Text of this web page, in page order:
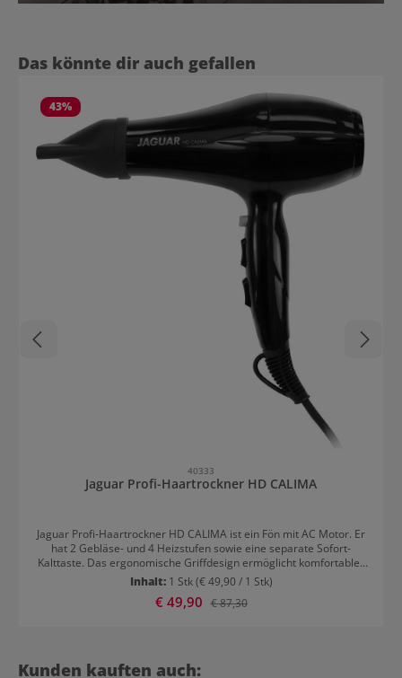
Produktgalerie überspringen
Das könnte dir auch gefallen
43%
40333
Jaguar Profi-Haartrockner HD CALIMA
Jaguar Profi-Haartrockner HD CALIMA ist ein Fön mit AC Motor. Er
hat 2 Gebläse- und 4 Heizstufen sowie eine separate Sofort-
Kalttaste. Das ergonomische Griffdesign ermöglicht komfortables
Arbeiten und ist für Rechts- und Linkshänder geeignet. Im
Lieferumfang von Jaguar Profi-Haartrockner HD Calima enthalten:
Luftdüse 60 mm Luftdüse 75 mm
Inhalt: 1 Stk(€ 49,90 / 1 Stk)
Verkaufspreis:
€ 49,90 Regulärer Preis:
€ 87,30
Produktgalerie überspringen
Kunden kauften auch: